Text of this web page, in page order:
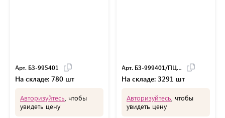
Арт. БЗ-995401
На складе: 780 шт
Авторизуйтесь , чтобы
увидеть цену
Арт. БЗ-999401/ПЦ41
На складе: 3291 шт
Авторизуйтесь , чтобы
увидеть цену